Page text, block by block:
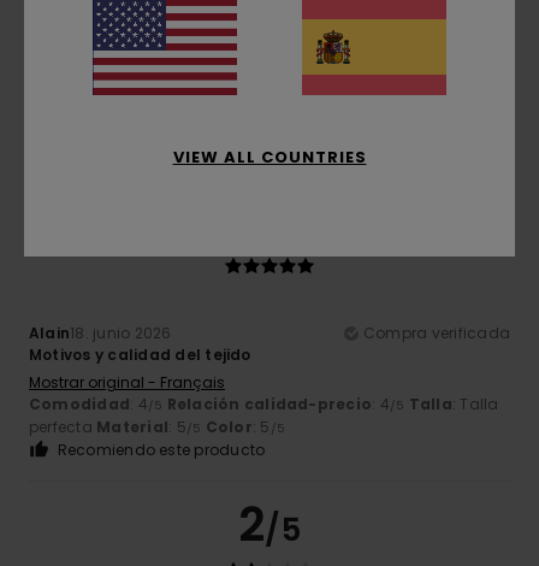
Thibault19. junio 2026
Compra verificada
Genial
Mostrar original - Français
Alain18. junio 2026
Compra verificada
Motivos y calidad del tejido
Mostrar original - Français
Comodidad: 4/5 Relación calidad-precio: 4/5 Talla: Talla
perfecta Material: 5/5 Color: 5 /5
Recomiendo este producto
2/5
VIEW ALL COUNTRIES